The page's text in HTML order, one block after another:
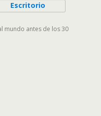
Escritorio
mundo antes de los 30